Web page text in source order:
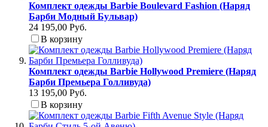
Комплект одежды Barbie Boulevard Fashion (Наряд
Барби Модный Бульвар)
24 195,00 Руб.
В корзину
Комплект одежды Barbie Hollywood Premiere (Наряд
Барби Премьера Голливуда)
13 195,00 Руб.
В корзину